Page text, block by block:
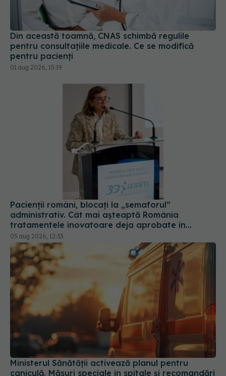
Din această toamnă, CNAS schimbă regulile
pentru consultațiile medicale. Ce se modifică
pentru pacienți
01 aug 2026, 15:19
Pacienții români, blocați la „semaforul”
administrativ. Cât mai așteaptă România
tratamentele inovatoare deja aprobate în
Europa
05 aug 2026, 12:33
Ministerul Sănătății activează planul pentru
caniculă. Măsuri speciale în spitale și recomandări